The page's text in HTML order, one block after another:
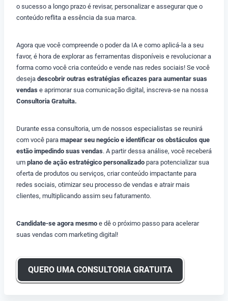
o sucesso a longo prazo é revisar, personalizar e assegurar que o
conteúdo reflita a essência da sua marca.
Agora que você compreende o poder da IA e como aplicá-la a seu
favor, é hora de explorar as ferramentas disponíveis e revolucionar a
forma como você cria conteúdo e vende nas redes sociais! Se você
deseja descobrir outras estratégias eficazes para aumentar suas
vendas e aprimorar sua comunicação digital, inscreva-se na nossa
Consultoria Gratuita.
Durante essa consultoria, um de nossos especialistas se reunirá
com você para mapear seu negócio e identificar os obstáculos que
estão impedindo suas vendas. A partir dessa análise, você receberá
um plano de ação estratégico personalizado para potencializar sua
oferta de produtos ou serviços, criar conteúdo impactante para
redes sociais, otimizar seu processo de vendas e atrair mais
clientes, multiplicando assim seu faturamento.
Candidate-se agora mesmo e dê o próximo passo para acelerar
suas vendas com marketing digital!
QUERO UMA CONSULTORIA GRATUITA